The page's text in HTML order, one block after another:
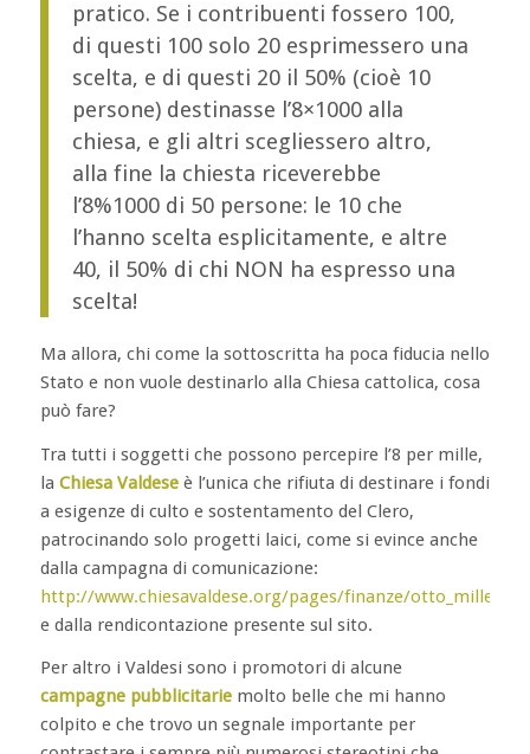
pratico. Se i contribuenti fossero 100,
di questi 100 solo 20 esprimessero una
scelta, e di questi 20 il 50% (cioè 10
persone) destinasse l’8×1000 alla
chiesa, e gli altri scegliessero altro,
alla fine la chiesta riceverebbe
l’8%1000 di 50 persone: le 10 che
l’hanno scelta esplicitamente, e altre
40, il 50% di chi NON ha espresso una
scelta!
Ma allora, chi come la sottoscritta ha poca fiducia nello
Stato e non vuole destinarlo alla Chiesa cattolica, cosa
può fare?
Tra tutti i soggetti che possono percepire l’8 per mille,
la Chiesa Valdeseè l’unica che rifiuta di destinare i fondi
a esigenze di culto e sostentamento del Clero,
patrocinando solo progetti laici, come si evince anche
dalla campagna di comunicazione:
http://www.chiesavaldese.org/pages/finanze/otto_mille.php
e dalla rendicontazione presente sul sito.
Per altro i Valdesi sono i promotori di alcune
campagne pubblicitariemolto belle che mi hanno
colpito e che trovo un segnale importante per